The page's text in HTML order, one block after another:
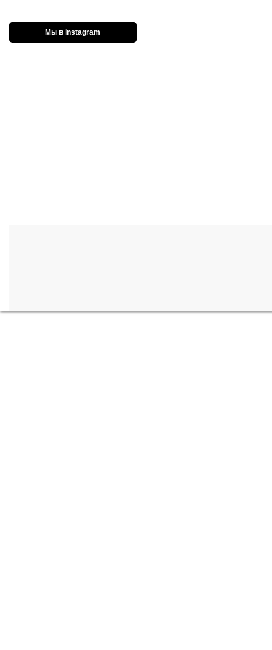
Мы в instagram